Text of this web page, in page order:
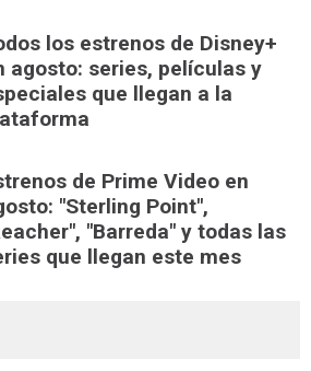
los estrenos de Disney+
agosto: series, películas y
que llegan a la
de Prime Video en
"Sterling Point",
"Barreda" y todas las
que llegan este mes